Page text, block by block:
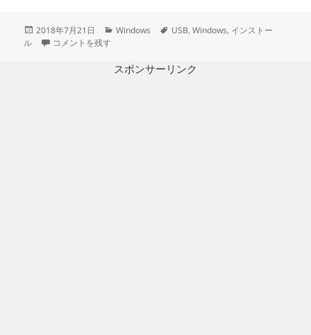
投
稿
2018年7月21日
カ
リ
Windows
タ
USB,Windows, インストー
ル
Windows10 USBインストールの手順（MediaCreationTool） に
コメントを残す
スポンサーリンク